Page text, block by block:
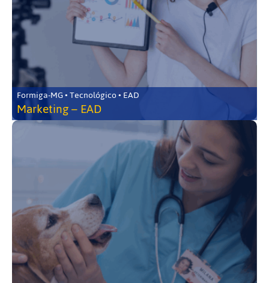
Formiga-MG • Tecnológico • EAD
Marketing – EAD